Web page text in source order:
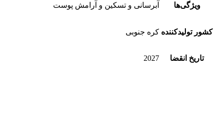
ویژگی‌ها آبرسانی و تسکین و آرامش پوست
کشور تولیدکننده کره جنوبی
تاریخ انقضا 2027